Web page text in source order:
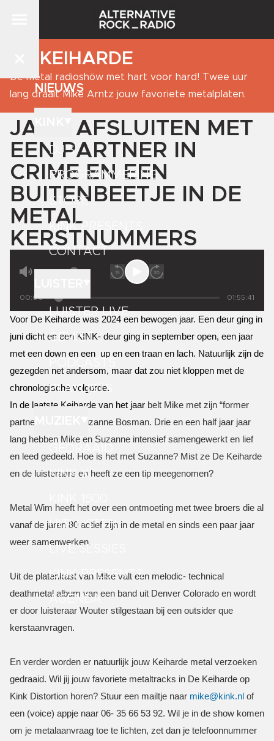
NIEUWS
DJ'S
PROGRAMMERING
STORE
KINK PRESENTS
CONTACT
LUISTER LIVE
GEMIST
PLAYLISTS
KINK XL
HITLIJSTEN
LIVE SESSIES
KINK PRESENTS
AGENDA
DE KEIHARDE
De metal radioshöw met hart voor hard! Twee uur
lang draait Mike Arntz jouw favoriete metalplaten.
JAAR AFSLUITEN MET
EEN PARTNER IN
CRIME EN EEN
BUITENBEETJE IN DE
METAL
KERSTNUMMERS
00:00 01:55:41
Voor De Keiharde was 2024 een bewogen jaar. Een deur ging in
juni dicht en een KINK- deur ging in september open, een jaar
met een down en een up en een traan en lach. Natuurlijk zijn de
gezegden net andersom, maar dat zou niet kloppen met de
chronologische volgorde.
In de laatste Keiharde van het jaar belt Mike met zijn “former
partner in crime” Suzanne Bosman. Drie en een half jaar jaar
lang hebben Mike en Suzanne intensief samengewerkt en lief
en leed gedeeld. Hoe is het met Suzanne? Mist ze De Keiharde
en de luisteraars en heeft ze een tip meegenomen?
Metal Wim heeft het over een ontmoeting met twee broers die al
vanaf de jaren 80 actief zijn in de metal en sinds een paar jaar
weer samenwerken.
Uit de platenkast van Mike valt een melodic- technical
deathmetal album van een band uit Denver Colorado en wordt
er door luisteraar Wouter stilgestaan bij een outsider que
kerstaanvragen.
En verder worden er natuurlijk jouw Keiharde metal verzoeken
gedraaid. Wil jij jouw favoriete metaltracks in De Keiharde op
Kink Distortion horen? Stuur een mailtje naar mike@kink.nl of
een (voice) appje naar 06- 35 66 53 92. Wil je in de show komen
om je metalaanvraag toe te lichten, zet dan je telefoonnummer